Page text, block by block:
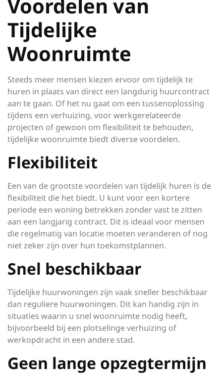
Voordelen van
Tijdelijke
Woonruimte
Steeds meer mensen kiezen ervoor om tijdelijk te
huren in plaats van direct een langdurig huurcontract
aan te gaan. Of het nu gaat om een tussenoplossing
tijdens een verhuizing, voor werkgerelateerde
projecten of gewoon om flexibiliteit te behouden,
tijdelijke woonruimte biedt diverse voordelen.
Flexibiliteit
Een van de grootste voordelen van tijdelijk huren is de
flexibiliteit die het biedt. U kunt voor een kortere
periode een woning betrekken zonder vast te zitten
aan een langjarig contract. Dit is ideaal voor mensen
die regelmatig van locatie moeten veranderen of nog
niet zeker zijn over hun toekomstplannen.
Snel beschikbaar
Tijdelijke huurwoningen zijn vaak sneller beschikbaar
dan reguliere huurwoningen. Dit kan handig zijn in
situaties waarin u snel woonruimte nodig heeft,
bijvoorbeeld bij een plotselinge verhuizing of
werkopdracht in een andere stad.
Geen lange opzegtermijn